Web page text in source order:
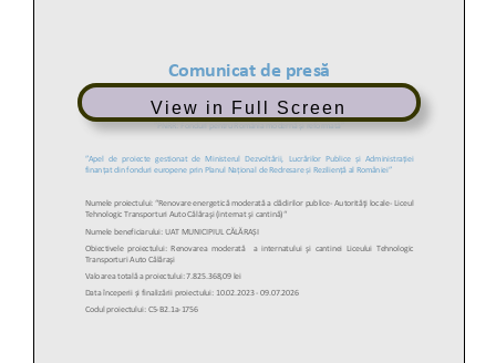
View in Full Screen